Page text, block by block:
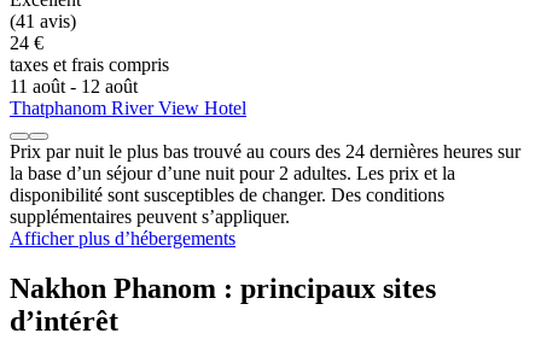
(41 avis)
24 €
taxes et frais compris
11 août - 12 août
Thatphanom River View Hotel
Prix par nuit le plus bas trouvé au cours des 24 dernières heures sur
la base d’un séjour d’une nuit pour 2 adultes. Les prix et la
disponibilité sont susceptibles de changer. Des conditions
supplémentaires peuvent s’appliquer.
Afficher plus d’hébergements
Nakhon Phanom : principaux sites
d’intérêt